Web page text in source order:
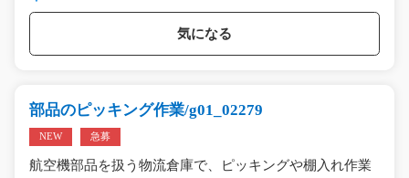
気になる
部品のピッキング作業/g01_02279
NEW 急募
航空機部品を扱う物流倉庫で、ピッキングや棚入れ作業